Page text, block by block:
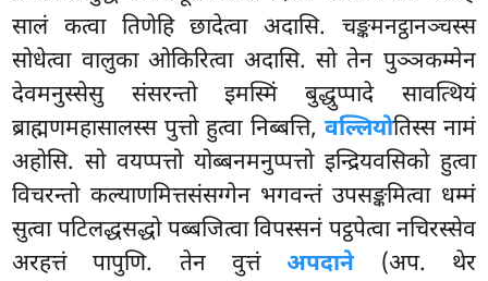
सालं कत्वा तिणेहि छादेत्वा अदासि. चङ्कमनट्ठानञ्चस्स
सोधेत्वा वालुका ओकिरित्वा अदासि. सो तेन पुञ्ञकम्मेन
देवमनुस्सेसु संसरन्तो इमस्मिं बुद्धुप्पादे सावत्थियं
ब्राह्मणमहासालस्स पुत्तो हुत्वा निब्बत्ति, वल्लियोतिस्स नामं
अहोसि. सो वयप्पत्तो योब्बनमनुप्पत्तो इन्द्रियवसिको हुत्वा
विचरन्तो कल्याणमित्तसंसग्गेन भगवन्तं उपसङ्कमित्वा धम्मं
सुत्वा पटिलद्धसद्धो पब्बजित्वाविपस्सनं पट्ठपेत्वा नचिरस्सेव
अरहत्तं पापुणि. तेन वुत्तंअपदाने(अप. थेर